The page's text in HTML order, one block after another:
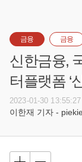
금융 금융
신한금융,
터플랫폼 ‘
2023-01-30 13:55:27
이한재 기자 -